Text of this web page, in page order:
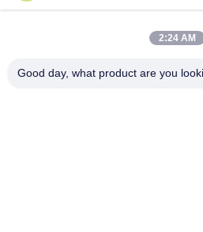
saha aracına uyar
Çim Biçme Makinesi Parçaları İç
2:24 AM
Good day, what product are you